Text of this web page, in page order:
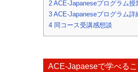
2 ACE-Japaneseプログラム授
3 ACE-Japaneseプログラム詳
4 同コース受講感想談
ACE-Japaeseで学べるこ